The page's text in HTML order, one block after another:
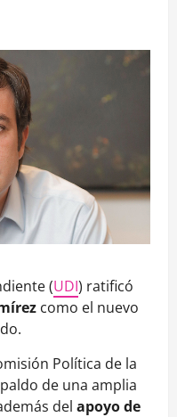
(UDI) ratificó
como el nuevo
Política de la
de una amplia
del apoyo de